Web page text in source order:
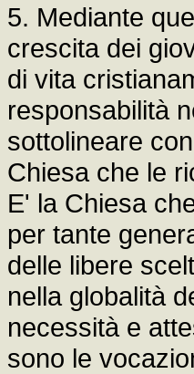
5. Mediante
crescita dei
di vita
responsabilità
sottolineare
Chiesa che le
E' la Chiesa
per tante
delle libere
nella globalità
necessità e
sono le